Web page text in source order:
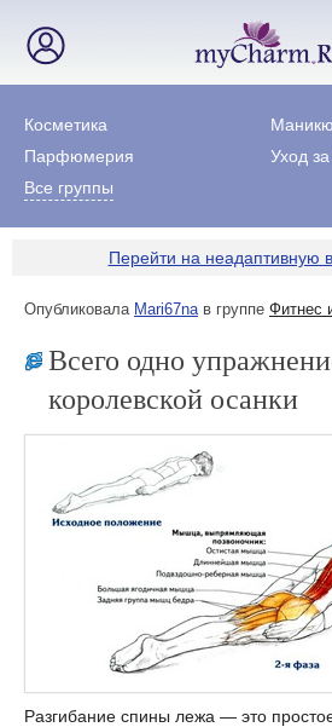
Косметика
Парфюмерия
Уход
Все группы
Перейти на неадаптивную
Опубликовала Mari67naв группе Фитнес
Всего одно
королевской осанки
Разгибание спины лежа — это